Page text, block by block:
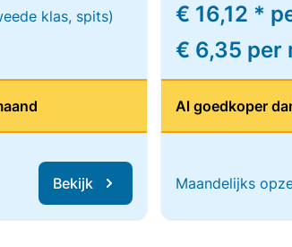
klas, spits)
Bekijk
€ 16,12 *
€ 6,35 per
Al goedkoper
Maandelijks